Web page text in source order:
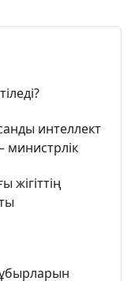
интеллект